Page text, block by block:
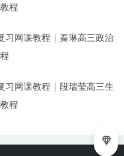
程
习网课教程｜秦琳高三政治
习网课教程｜段瑞莹高三生
程